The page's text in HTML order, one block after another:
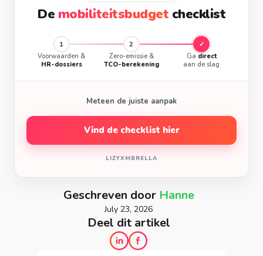
De mobiliteitsbudget checklist
1
Voorwaarden &
HR-dossiers
2
Zero-emissie &
TCO-berekening
✓
Ga direct
aan de slag
Meteen de juiste aanpak
Vind de checklist hier
LIZYXMBRELLA
Geschreven door Hanne
July 23, 2026
Deel dit artikel